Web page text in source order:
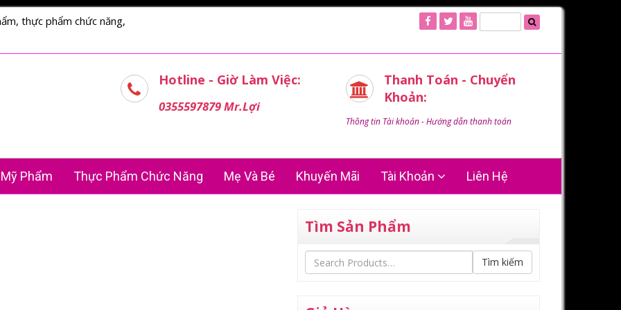
thực phẩm chức năng,
Hotline - Giờ Làm Việc:
0355597879 Mr.Lợi
Thanh Toán - Chuyển
Khoản:
Thông tin Tài khoản - Hướng dẫn thanh toán
Mỹ Phẩm Thực Phẩm Chức Năng Mẹ Và Bé Khuyến Mãi Tài Khoản Liên Hệ
Tìm Sản Phẩm
Tìm kiếm